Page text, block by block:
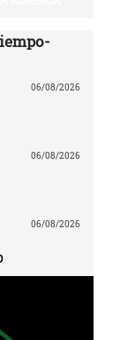
06/08/2026
06/08/2026
06/08/2026